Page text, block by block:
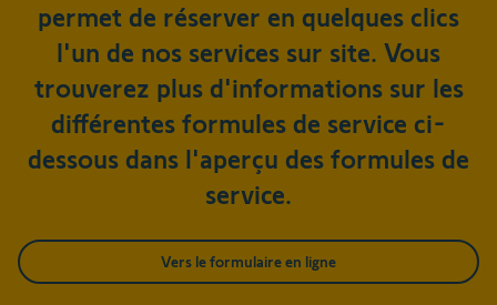
permet de réserver en quelques clics
l'un de nos services sur site. Vous
trouverez plus d'informations sur les
différentes formules de service ci-
dessous dans l'aperçu des formules de
service.
Vers le formulaire en ligne